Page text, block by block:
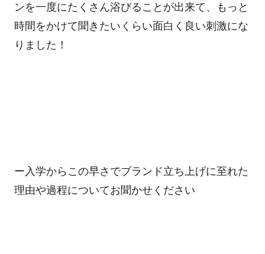
ンを一度にたくさん浴びることが出来て、もっと
時間をかけて聞きたいくらい面白く良い刺激にな
りました！
ー入学からこの早さでブランド立ち上げに至れた
理由や過程についてお聞かせください